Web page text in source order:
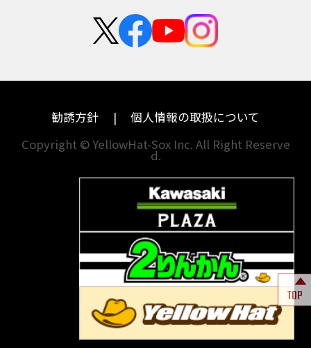
BALIUSⅡBANDIT
BANDIT 1250FBANDIT 1250S
BANDIT1250FBANDIT1250SBBQ
BEETフルエキ
BEETマフラー
BLACKLIMITEDBMW
BMW S1000RR Mパッケージ
BMWS1000R
BMW S1000RR
BMW フルパニアBM‘Sマフラー
BOBBERBOLTBOLT C-Spec
BOLT C-Spec ABSBOLT R-Spec
BOLTR-SpecBONNEVILLE
BONNEVILLE T100
BONNEVILLE T100 BLACK
ハーレーダビッドソン
ドゥカティ
モトグッツイ
MVアグスタ
他海外ﾒｰｶｰ
兵庫
福岡
長崎
熊本
中途採用・アルバイト
TOP
勧誘方針
個人情報の取扱について
Copyright © YellowHat-Sox Inc. All Right Reserve
d.